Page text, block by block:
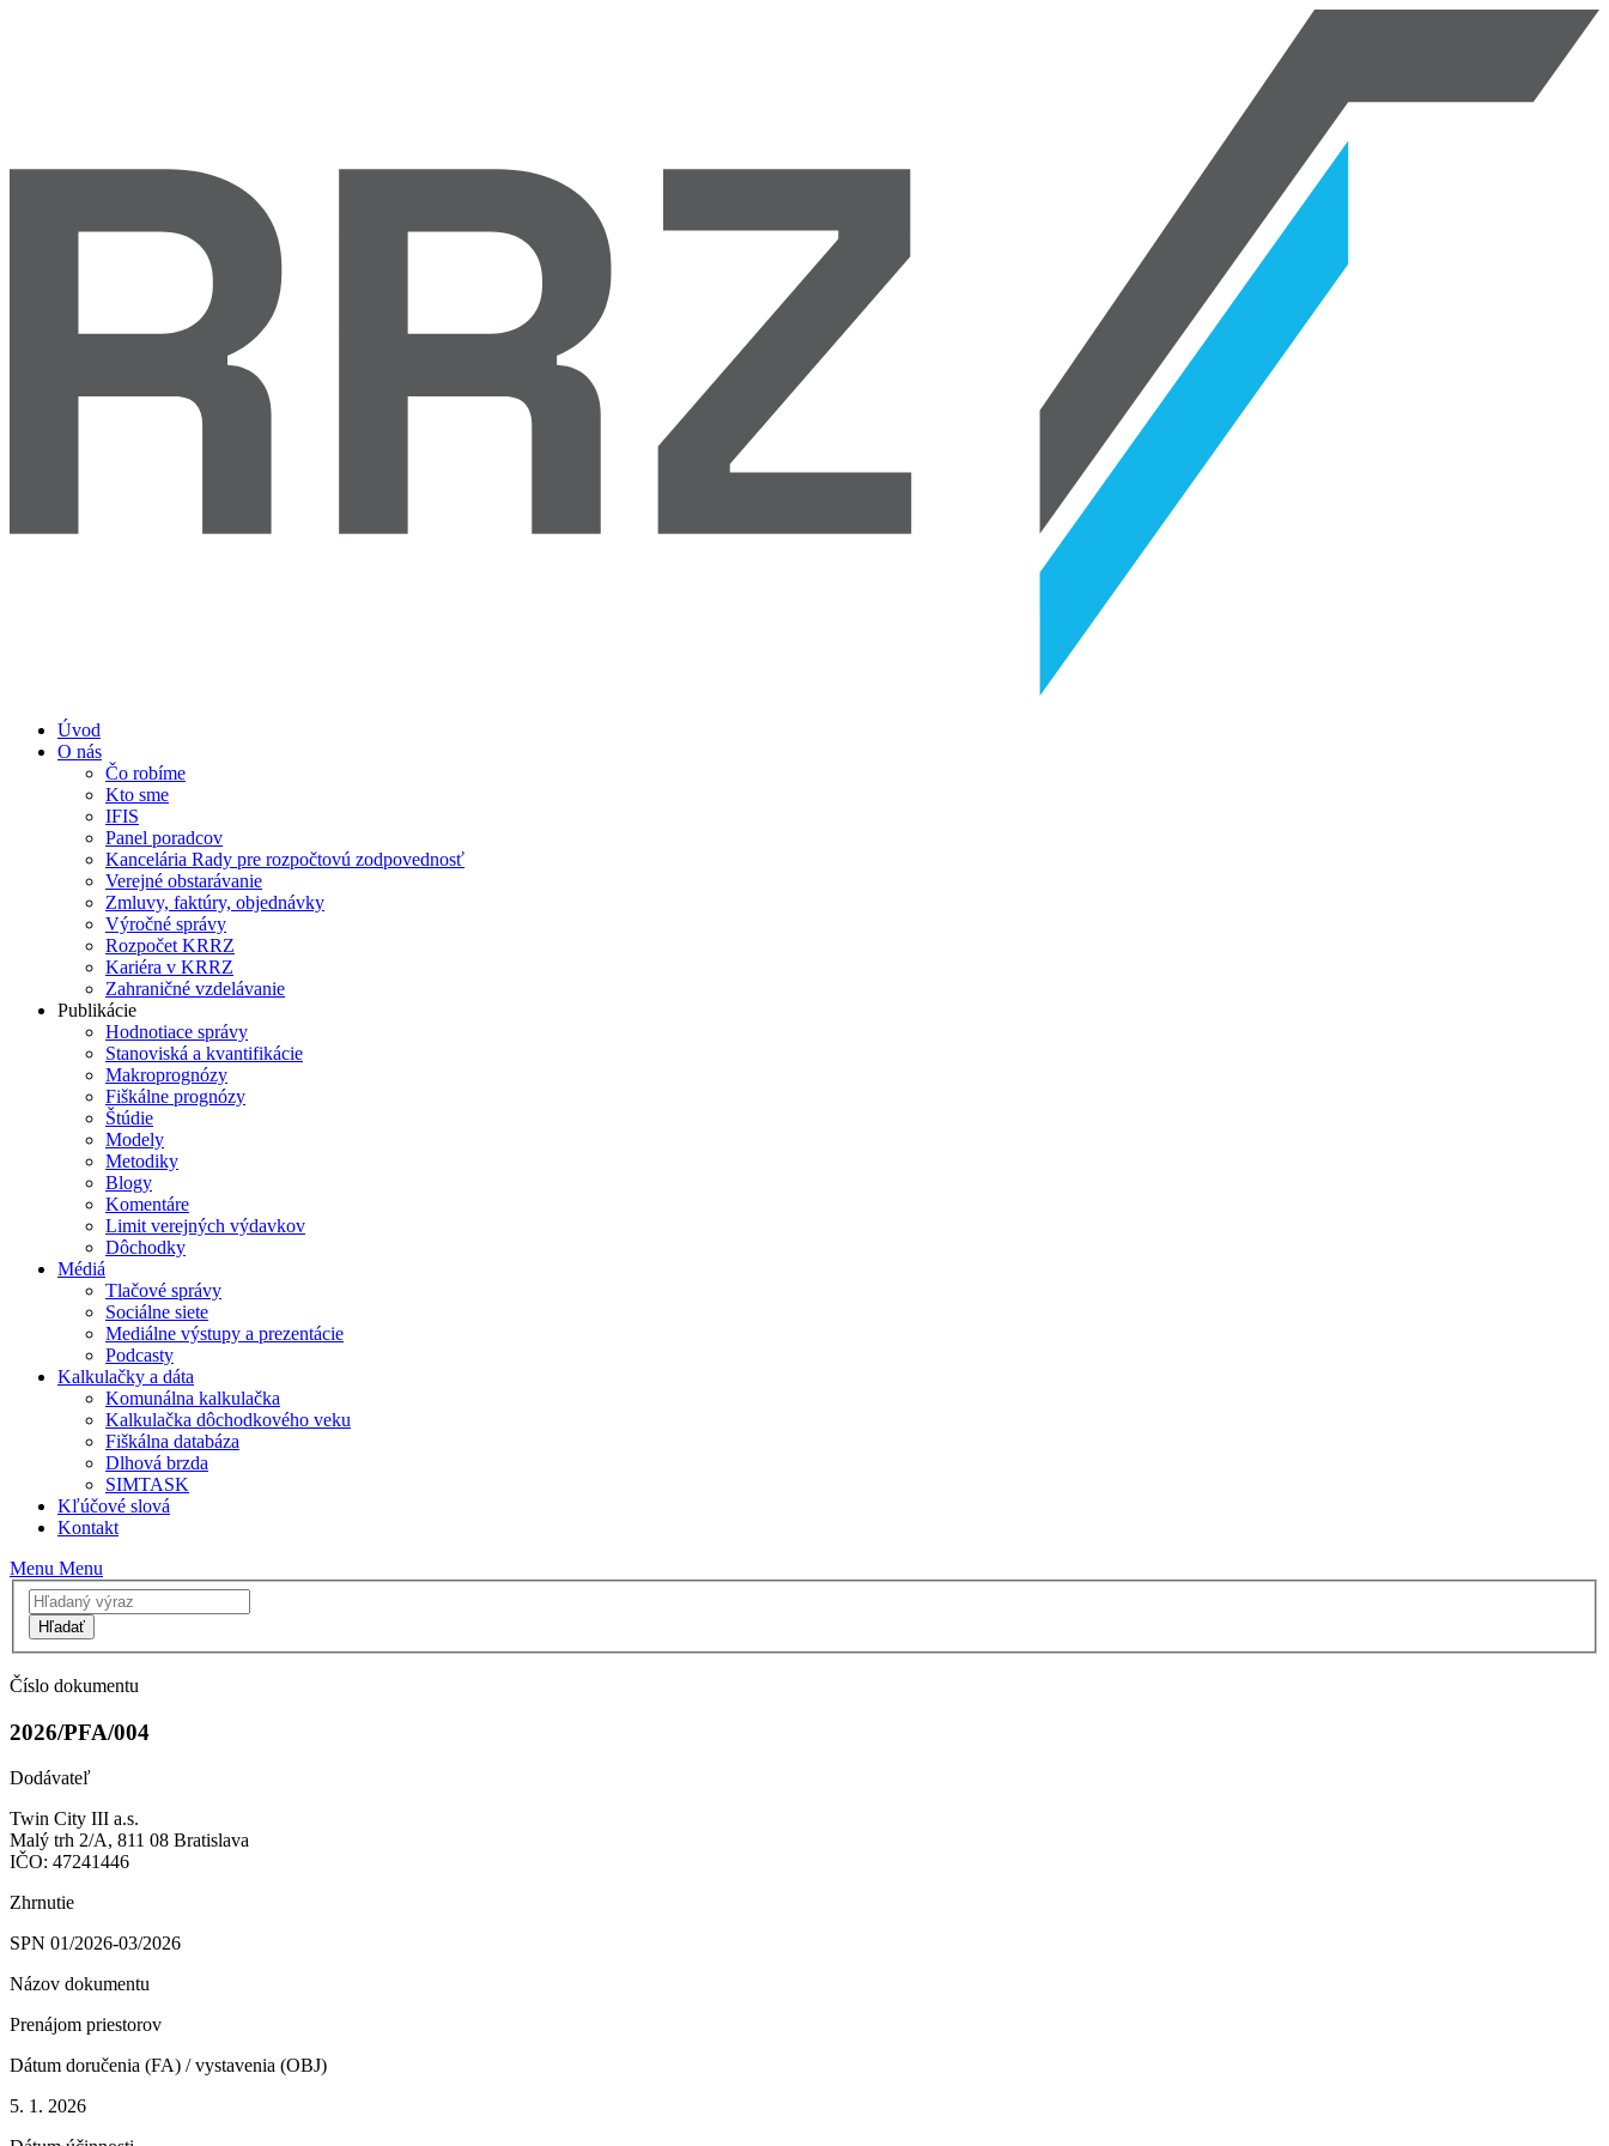
Úvod
O nás
Čo robíme
Kto sme
IFIS
Panel poradcov
Kancelária Rady pre rozpočtovú zodpovednosť
Verejné obstarávanie
Zmluvy, faktúry, objednávky
Výročné správy
Rozpočet KRRZ
Kariéra v KRRZ
Zahraničné vzdelávanie
Publikácie
Hodnotiace správy
Stanoviská a kvantifikácie
Makroprognózy
Fiškálne prognózy
Štúdie
Modely
Metodiky
Blogy
Komentáre
Limit verejných výdavkov
Dôchodky
Médiá
Tlačové správy
Sociálne siete
Mediálne výstupy a prezentácie
Podcasty
Kalkulačky a dáta
Komunálna kalkulačka
Kalkulačka dôchodkového veku
Fiškálna databáza
Dlhová brzda
SIMTASK
Kľúčové slová
Kontakt
Menu Menu
Hľadať
Číslo dokumentu
2026/PFA/004
Dodávateľ
Twin City III a.s.
Malý trh 2/A, 811 08 Bratislava
IČO: 47241446
Zhrnutie
SPN 01/2026-03/2026
Názov dokumentu
Prenájom priestorov
Dátum doručenia (FA) / vystavenia (OBJ)
5. 1. 2026